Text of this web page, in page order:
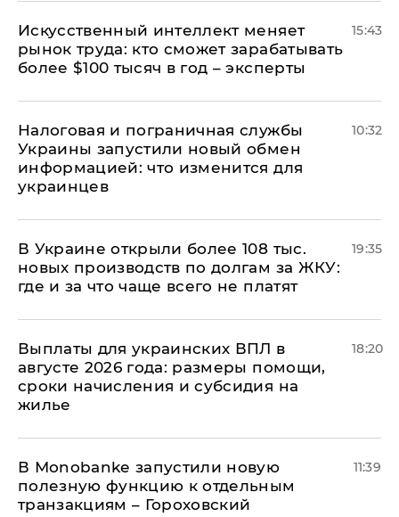
Искусственный интеллект меняет
рынок труда: кто сможет зарабатывать
более $100 тысяч в год – эксперты
15:43
Налоговая и пограничная службы
Украины запустили новый обмен
информацией: что изменится для
украинцев
10:32
В Украине открыли более 108 тыс.
новых производств по долгам за ЖКУ:
где и за что чаще всего не платят
19:35
Выплаты для украинских ВПЛ в
августе 2026 года: размеры помощи,
сроки начисления и субсидия на
жилье
18:20
В Мonobankе запустили новую
полезную функцию к отдельным
транзакциям – Гороховский
11:39